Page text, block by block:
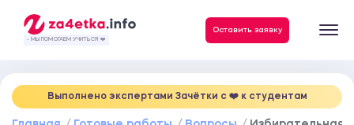
- МЫ ПОМОГАЕМ УЧИТЬСЯ ❤️
Оставить заявку
Выполнено экспертами Зачётки c ❤️ к студентам